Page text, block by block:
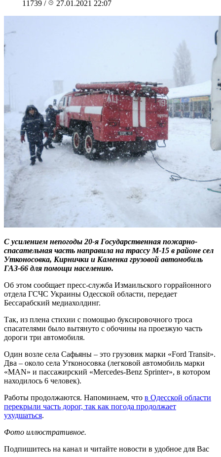
11739 / 27.01.2021 22:07
С усилением непогоды 20-я Государственная пожарно-
спасательная часть направила на трассу М-15 в районе сел
Утконосовка, Кирнички и Каменка грузовой автомобиль
ГАЗ-66 для помощи населению.
Об этом сообщает пресс-служба Измаильского горрайонного
отдела ГСЧС Украины Одесской области, передает
Бессарабский медиахолдинг.
Так, из плена стихии с помощью буксировочного троса
спасателями было вытянуто с обочины на проезжую часть
дороги три автомобиля.
Один возле села Сафьяны – это грузовик марки «Ford Transit».
Два – около села Утконосовка (легковой автомобиль марки
«MAN» и пассажирский «Mercedes-Benz Sprinter», в котором
находилось 6 человек).
Работы продолжаются. Напоминаем, что в Одесской области
перекрыли часть дорог, так как погода продолжает
ухудшаться.
Фото иллюстративное.
Подпишитесь на канал и читайте новости в удобное для Вас